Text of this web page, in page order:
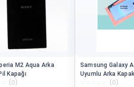
M2 Aqua Arka
Kapağı
(0)
Samsung Galaxy
Uyumlu Arka
Kapağı Beyaz
(0)